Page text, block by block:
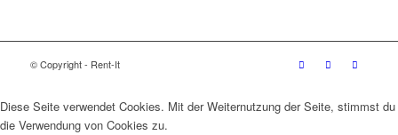
© Copyright - Rent-It
Diese Seite verwendet Cookies. Mit der Weiternutzung der Seite, stimmst du
die Verwendung von Cookies zu.